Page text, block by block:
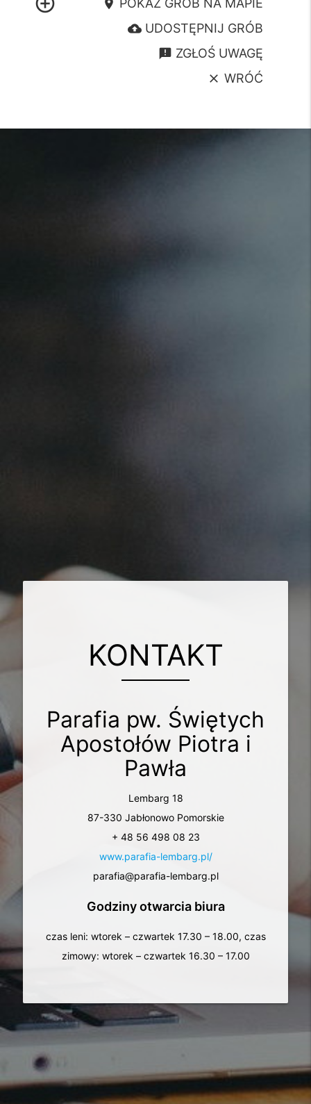
location_on POKAŻ GRÓB NA MAPIE
cloud_upload UDOSTĘPNIJ GRÓB
announcement ZGŁOŚ UWAGĘ
clear WRÓĆ
KONTAKT
Parafia pw. Świętych
Apostołów Piotra i
Pawła
Lembarg 18
87-330 Jabłonowo Pomorskie
+ 48 56 498 08 23
www.parafia-lembarg.pl/
parafia@parafia-lembarg.pl
Godziny otwarcia biura
czas leni: wtorek – czwartek 17.30 – 18.00, czas
zimowy: wtorek – czwartek 16.30 – 17.00